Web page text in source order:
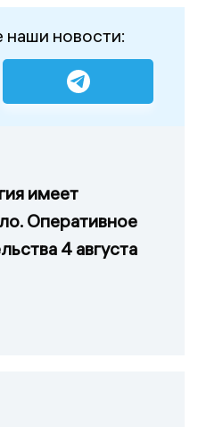
новости:
имеет
Оперативное
4 августа